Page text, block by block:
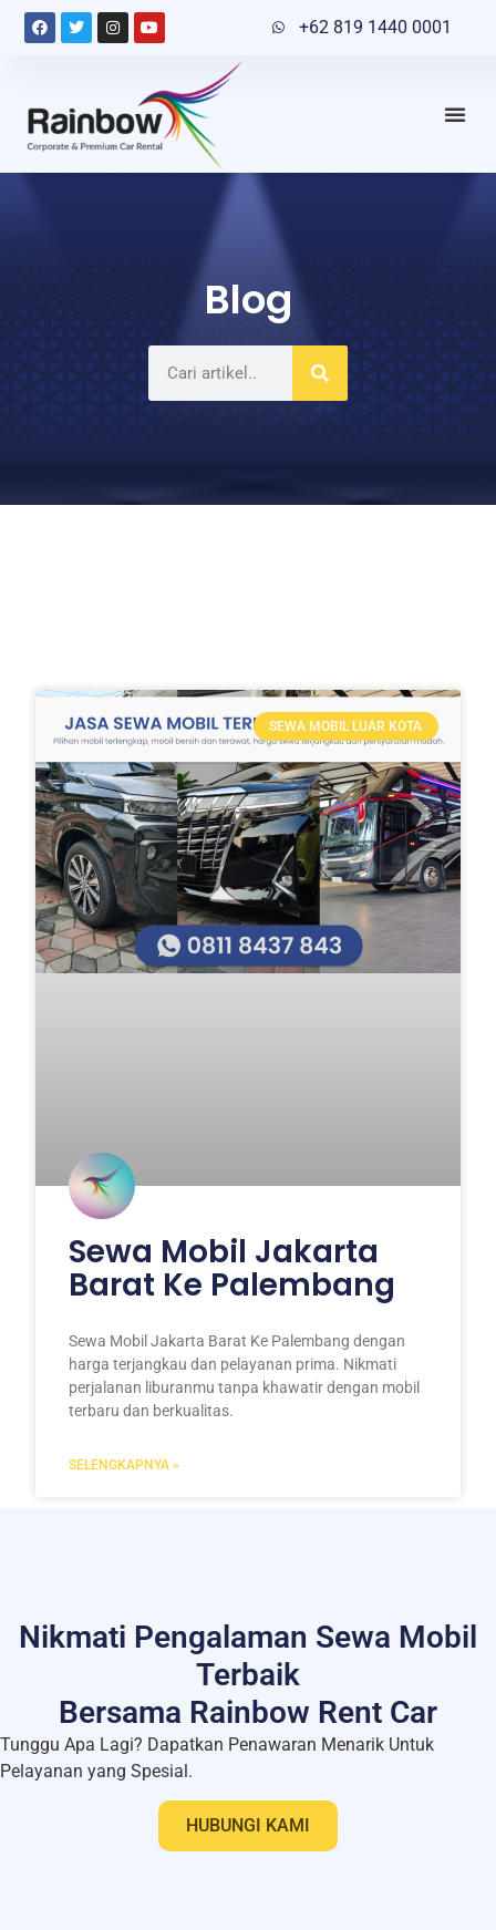
+62 819 1440 0001
Blog
SEWA MOBIL LUAR KOTA
Sewa Mobil Jakarta
Barat Ke Palembang
Sewa Mobil Jakarta Barat Ke Palembang dengan
harga terjangkau dan pelayanan prima. Nikmati
perjalanan liburanmu tanpa khawatir dengan mobil
terbaru dan berkualitas.
SELENGKAPNYA »
Nikmati Pengalaman Sewa Mobil
Terbaik
Bersama Rainbow Rent Car
Tunggu Apa Lagi? Dapatkan Penawaran Menarik Untuk
Pelayanan yang Spesial.
HUBUNGI KAMI